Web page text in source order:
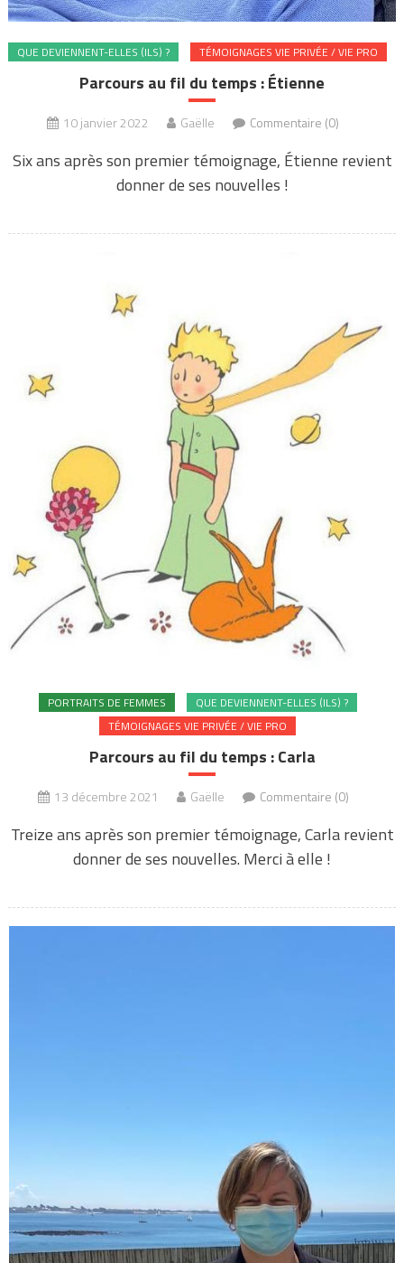
QUE DEVIENNENT-ELLES (ILS) ? TÉMOIGNAGES VIE PRIVÉE / VIE PRO
Parcours au fil du temps : Étienne
10 janvier 2022 Gaëlle Commentaire (0)
Six ans après son premier témoignage, Étienne revient
donner de ses nouvelles !
PORTRAITS DE FEMMES
QUE DEVIENNENT-ELLES (ILS) ?
TÉMOIGNAGES VIE PRIVÉE / VIE PRO
Parcours au fil du temps : Carla
13 décembre 2021 Gaëlle Commentaire (0)
Treize ans après son premier témoignage, Carla revient
donner de ses nouvelles. Merci à elle !